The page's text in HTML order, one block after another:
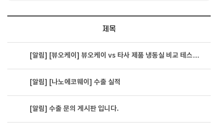
제목
[알림] [뷰오케이] 뷰오케이 vs 타사 제품 냉동실 비교 테스…
[알림] [나노에코웨이] 수출 실적
[알림] 수출 문의 게시판 입니다.